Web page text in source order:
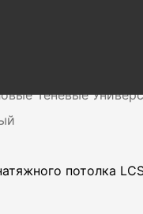
Теневые
потолка